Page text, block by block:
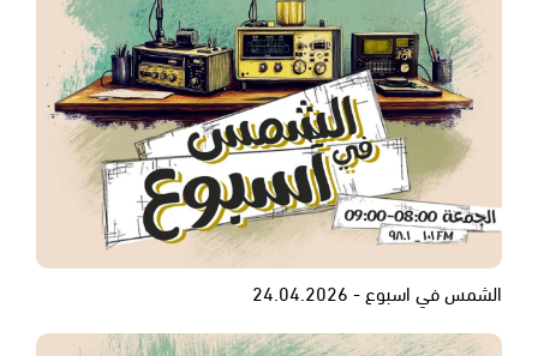
الشمس في اسبوع - 24.04.2026